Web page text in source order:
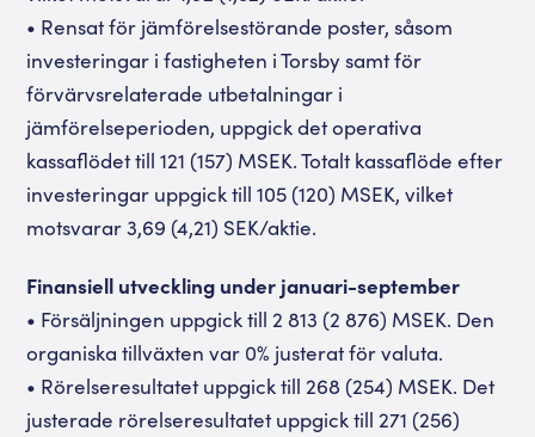
• Rensat för jämförelsestörande poster, såsom
investeringar i fastigheten i Torsby samt för
förvärvsrelaterade utbetalningar i
jämförelseperioden, uppgick det operativa
kassaflödet till 121 (157) MSEK. Totalt kassaflöde efter
investeringar uppgick till 105 (120) MSEK, vilket
motsvarar 3,69 (4,21) SEK/aktie.
Finansiell utveckling under januari-september
• Försäljningen uppgick till 2 813 (2 876) MSEK. Den
organiska tillväxten var 0% justerat för valuta.
• Rörelseresultatet uppgick till 268 (254) MSEK. Det
justerade rörelseresultatet uppgick till 271 (256)